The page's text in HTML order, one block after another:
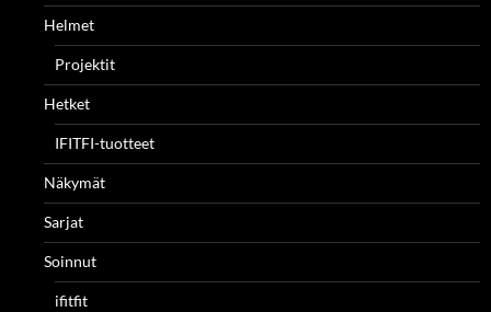
Helmet
Projektit
Hetket
IFITFI-tuotteet
Näkymät
Sarjat
Soinnut
ifitfit